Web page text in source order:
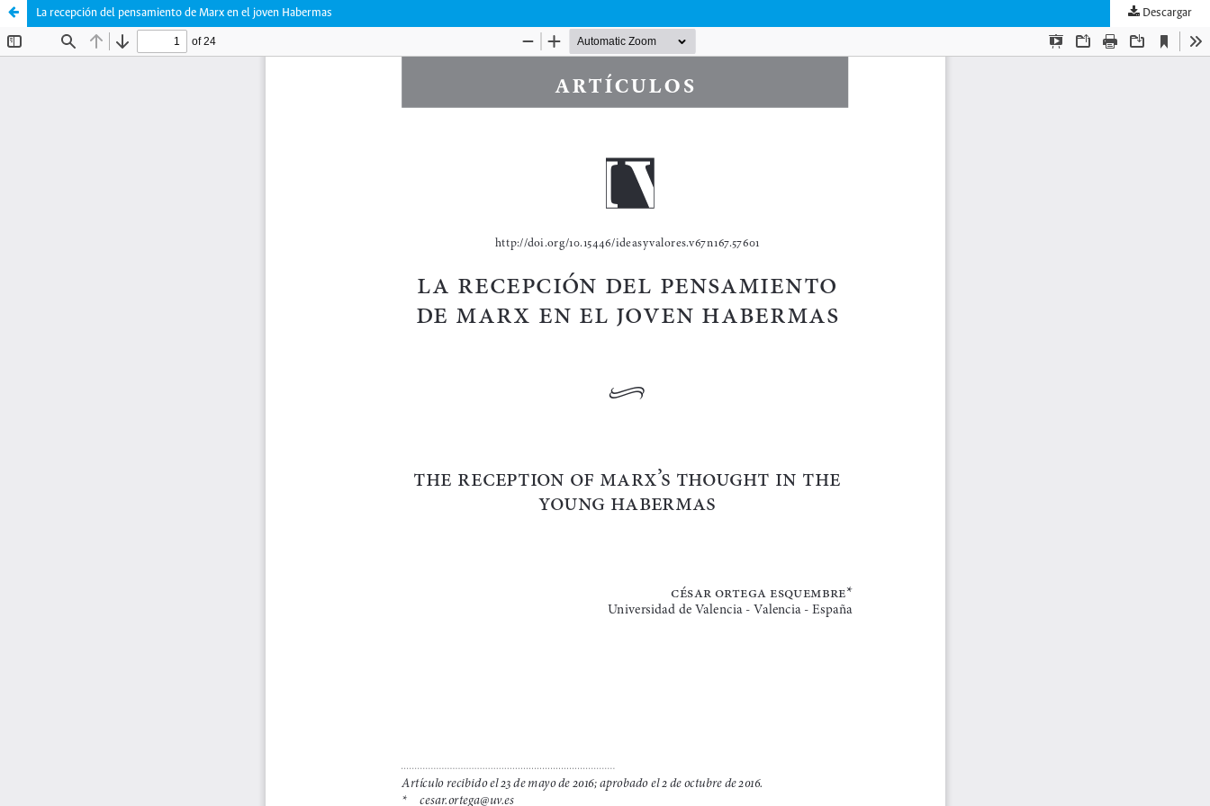
La recepción del pensamiento de Marx en el joven Habermas Descargar